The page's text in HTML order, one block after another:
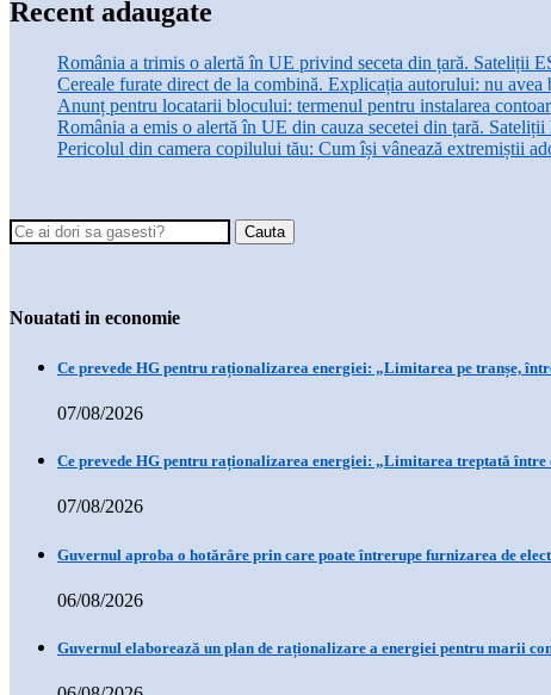
Recent adaugate
România a trimis o alertă în UE privind seceta din țară. Sateliții
Cereale furate direct de la combină. Explicația autorului: nu
Anunț pentru locatarii blocului: termenul pentru instalarea
România a emis o alertă în UE din cauza secetei din țară.
Pericolul din camera copilului tău: Cum își vânează extremiștii
Nouatati in economie
Ce prevede HG pentru raționalizarea energiei: „Limitarea pe tranșe,
07/08/2026
Ce prevede HG pentru raționalizarea energiei: „Limitarea treptată între
07/08/2026
Guvernul aproba o hotărâre prin care poate întrerupe furnizarea de
06/08/2026
Guvernul elaborează un plan de raționalizare a energiei pentru marii